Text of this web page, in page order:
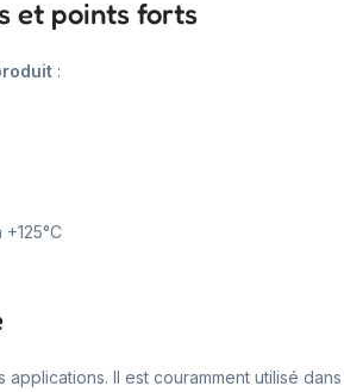
et points forts
:
Il est couramment utilisé